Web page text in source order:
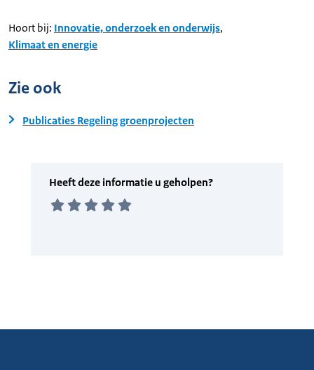
Hoort bij: Innovatie, onderzoek en onderwijs,
Klimaat en energie
Zie ook
Publicaties Regeling groenprojecten